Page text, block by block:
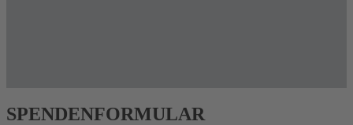
SPENDENFORMULAR